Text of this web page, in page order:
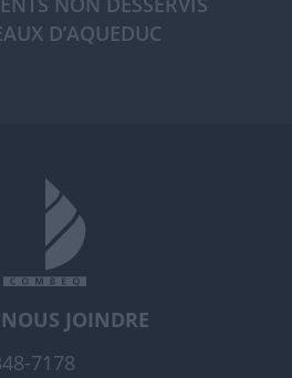
D’AQUEDUC
JOINDRE
7178